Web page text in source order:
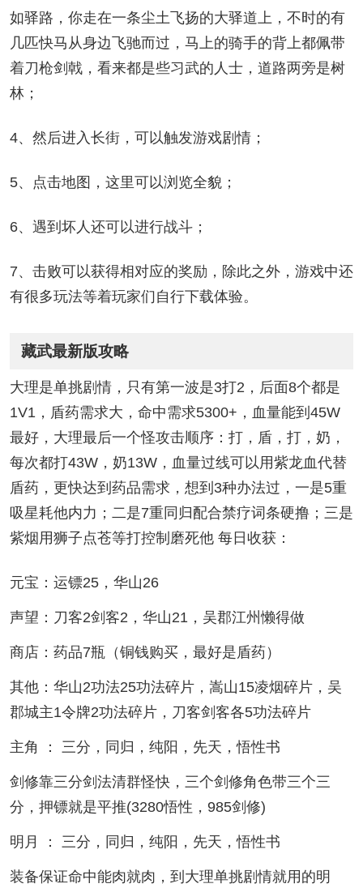
如驿路，你走在一条尘土飞扬的大驿道上，不时的有
几匹快马从身边飞驰而过，马上的骑手的背上都佩带
着刀枪剑戟，看来都是些习武的人士，道路两旁是树
林；
4、然后进入长街，可以触发游戏剧情；
5、点击地图，这里可以浏览全貌；
6、遇到坏人还可以进行战斗；
7、击败可以获得相对应的奖励，除此之外，游戏中还
有很多玩法等着玩家们自行下载体验。
藏武最新版攻略
大理是单挑剧情，只有第一波是3打2，后面8个都是
1V1，盾药需求大，命中需求5300+，血量能到45W
最好，大理最后一个怪攻击顺序：打，盾，打，奶，
每次都打43W，奶13W，血量过线可以用紫龙血代替
盾药，更快达到药品需求，想到3种办法过，一是5重
吸星耗他内力；二是7重同归配合禁疗词条硬撸；三是
紫烟用狮子点苍等打控制磨死他 每日收获：
元宝：运镖25，华山26
声望：刀客2剑客2，华山21，吴郡江州懒得做
商店：药品7瓶（铜钱购买，最好是盾药）
其他：华山2功法25功法碎片，嵩山15凌烟碎片，吴
郡城主1令牌2功法碎片，刀客剑客各5功法碎片
主角 ： 三分，同归，纯阳，先天，悟性书
剑修靠三分剑法清群怪快，三个剑修角色带三个三
分，押镖就是平推(3280悟性，985剑修)
明月 ： 三分，同归，纯阳，先天，悟性书
装备保证命中能肉就肉，到大理单挑剧情就用的明